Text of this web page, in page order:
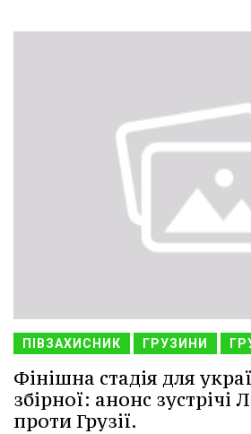
ПІВЗАХИСНИК ГРУЗИНИ
Фінішна стадія для
збірної: анонс зустрічі
проти Грузії.